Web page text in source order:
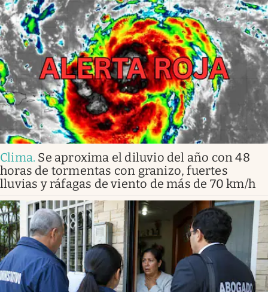
Clima. Se aproxima el diluvio del año con 48
horas de tormentas con granizo, fuertes
lluvias y ráfagas de viento de más de 70 km/h